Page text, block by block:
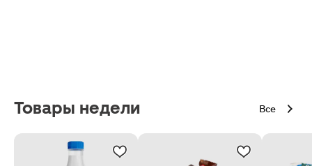
Товары недели Все